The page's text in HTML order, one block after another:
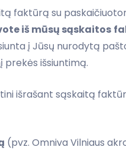
faktūrą su
iš mūsų sąskaitos
į Jūsų nurodytą
išsiuntimą.
išrašant sąskaitą
(pvz. Omniva Vilniaus